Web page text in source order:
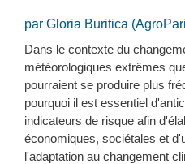
par Gloria Buritica
Dans le contexte du
météorologiques extrêmes
pourraient se produire plus
pourquoi il est essentiel
indicateurs de risque afin
économiques, sociétales et
l'adaptation au changement